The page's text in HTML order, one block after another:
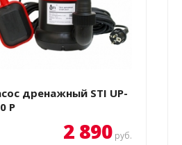
дренажный STI UP-
P
2 890 руб.